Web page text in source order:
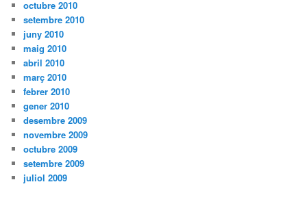
octubre 2010
setembre 2010
juny 2010
maig 2010
abril 2010
març 2010
febrer 2010
gener 2010
desembre 2009
novembre 2009
octubre 2009
setembre 2009
juliol 2009